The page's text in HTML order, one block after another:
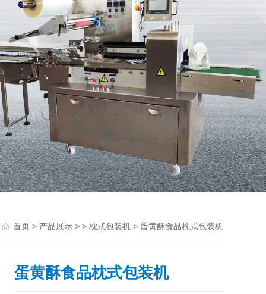
首页 > 产品展示 > > 枕式包装机 > 蛋黄酥食品枕式包装机
蛋黄酥食品枕式包装机